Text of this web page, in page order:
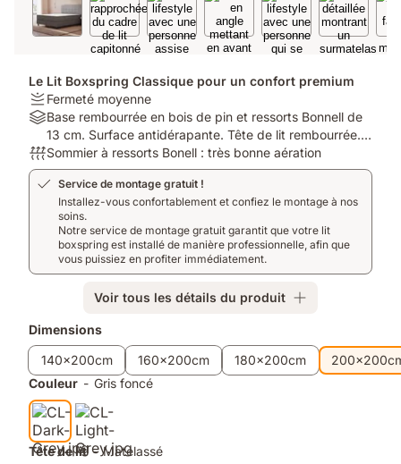
Le Lit Boxspring Classique pour un confort premium
Firmness:
Fermeté
moyenne
Fermeté moyenne
Material:
Base
rembourrée
en
bois
ressorts
Bonnell
cm.
Surface
antidérapante.
Tête
de
lit
rembourrée.
Housse
Base rembourrée en bois de pin et ressorts Bonnell de
13 cm. Surface antidérapante. Tête de lit rembourrée.
Housse lavable. 8 pieds. Matériel de montage inclus.
Respirabilité:
Sommier
ressorts
Bonell
bonne
Sommier à ressorts Bonell : très bonne aération
Service de montage gratuit !
Installez-vous confortablement et confiez le montage à nos
soins.
Notre service de montage gratuit garantit que votre lit
boxspring est installé de manière professionnelle, afin que
vous puissiez en profiter immédiatement.
Voir tous les détails du produit
Produits
supplémentaires
Dimensions
140x200cm
160x200cm 180x200cm
Couleur - Gris foncé
Tête de lit - Matelassé